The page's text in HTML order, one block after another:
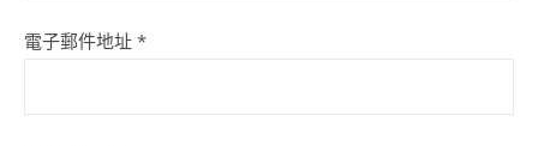
電子郵件地址 *